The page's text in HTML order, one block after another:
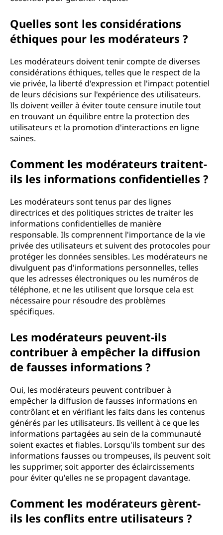
Quelles sont les considérations
éthiques pour les modérateurs ?
Les modérateurs doivent tenir compte de diverses
considérations éthiques, telles que le respect de la
vie privée, la liberté d'expression et l'impact potentiel
de leurs décisions sur l'expérience des utilisateurs.
Ils doivent veiller à éviter toute censure inutile tout
en trouvant un équilibre entre la protection des
utilisateurs et la promotion d'interactions en ligne
saines.
Comment les modérateurs traitent-
ils les informations confidentielles ?
Les modérateurs sont tenus par des lignes
directrices et des politiques strictes de traiter les
informations confidentielles de manière
responsable. Ils comprennent l'importance de la vie
privée des utilisateurs et suivent des protocoles pour
protéger les données sensibles. Les modérateurs ne
divulguent pas d'informations personnelles, telles
que les adresses électroniques ou les numéros de
téléphone, et ne les utilisent que lorsque cela est
nécessaire pour résoudre des problèmes
spécifiques.
Les modérateurs peuvent-ils
contribuer à empêcher la diffusion
de fausses informations ?
Oui, les modérateurs peuvent contribuer à
empêcher la diffusion de fausses informations en
contrôlant et en vérifiant les faits dans les contenus
générés par les utilisateurs. Ils veillent à ce que les
informations partagées au sein de la communauté
soient exactes et fiables. Lorsqu'ils tombent sur des
informations fausses ou trompeuses, ils peuvent soit
les supprimer, soit apporter des éclaircissements
pour éviter qu'elles ne se propagent davantage.
Comment les modérateurs gèrent-
ils les conflits entre utilisateurs ?